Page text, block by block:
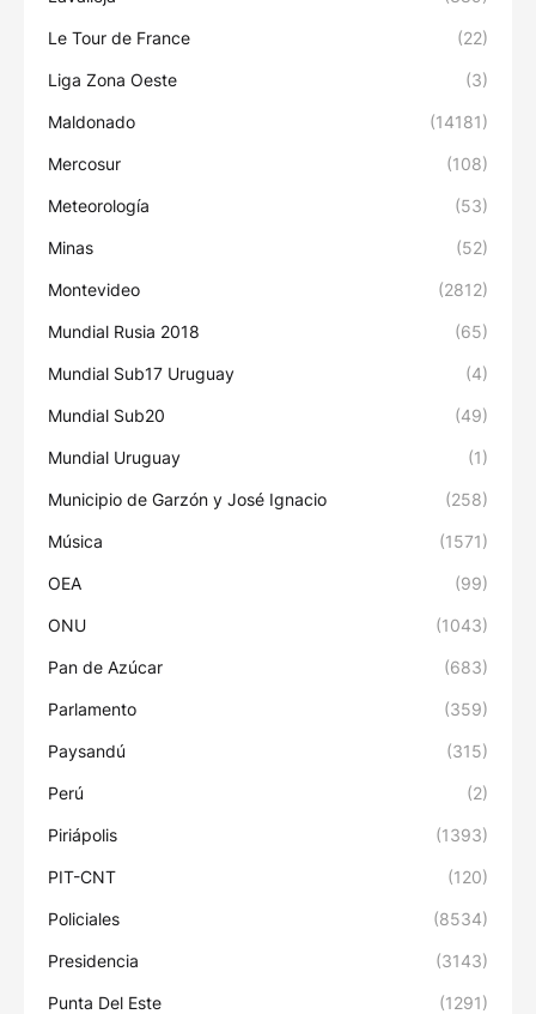
Le Tour de France (22)
Liga Zona Oeste (3)
Maldonado (14181)
Mercosur (108)
Meteorología (53)
Minas (52)
Montevideo (2812)
Mundial Rusia 2018 (65)
Mundial Sub17 Uruguay (4)
Mundial Sub20 (49)
Mundial Uruguay (1)
Municipio de Garzón y José Ignacio (258)
Música (1571)
OEA (99)
ONU (1043)
Pan de Azúcar (683)
Parlamento (359)
Paysandú (315)
Perú (2)
Piriápolis (1393)
PIT-CNT (120)
Policiales (8534)
Presidencia (3143)
Punta Del Este (1291)